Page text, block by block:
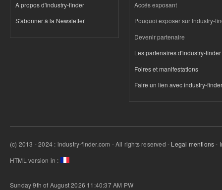
A propos d'industry-finder
S'abonner à la Newsletter
Accés exposant
Pouquoi exposer sur Industry-
Devenir partenaire
Les partenaires d'industry-finder
Foires et manifestations
Faire un lien avec industry-finder
(c) 2013 - 2024 : industry-finder.com - All rights reserved - Legal mentions-
HTML version in :
Sunday 9th of August 2026 11:40:37 AM PW